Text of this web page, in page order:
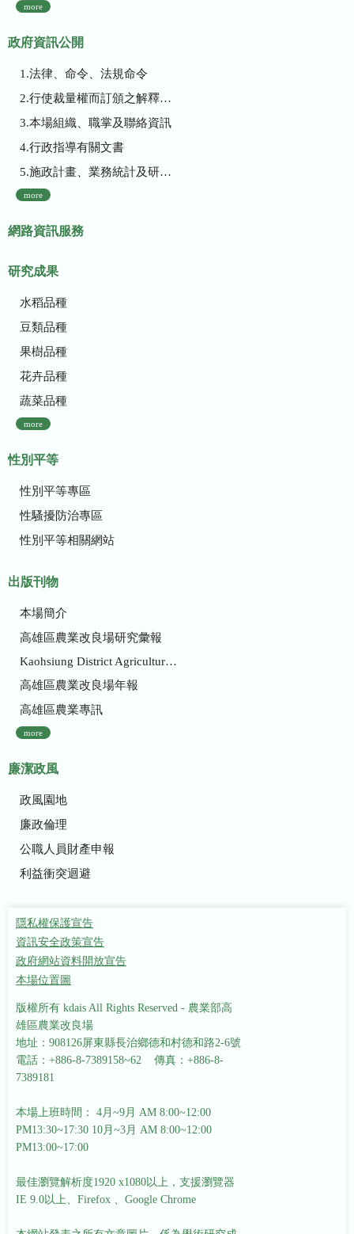
more
政府資訊公開
1.法律、命令、法規命令
2.行使裁量權而訂頒之解釋性規定及裁量基準
3.本場組織、職掌及聯絡資訊
4.行政指導有關文書
5.施政計畫、業務統計及研究報告
more
網路資訊服務
研究成果
水稻品種
豆類品種
果樹品種
花卉品種
蔬菜品種
more
性別平等
性別平等專區
性騷擾防治專區
性別平等相關網站
出版刊物
本場簡介
高雄區農業改良場研究彙報
Kaohsiung District Agricultural Research and Extension Station
高雄區農業改良場年報
高雄區農業專訊
more
廉潔政風
政風園地
廉政倫理
公職人員財產申報
利益衝突迴避
隱私權保護宣告
資訊安全政策宣告
政府網站資料開放宣告
本場位置圖
版權所有 kdais All Rights Reserved - 農業部高
雄區農業改良場
地址：908126屏東縣長治鄉德和村德和路2-6號
電話：+886-8-7389158~62 傳真：+886-8-
7389181
本場上班時間： 4月~9月 AM 8:00~12:00
PM13:30~17:30 10月~3月 AM 8:00~12:00
PM13:00~17:00
最佳瀏覽解析度1920 x1080以上，支援瀏覽器
IE 9.0以上、Firefox 、Google Chrome